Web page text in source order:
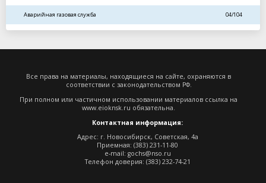
Аварийная газовая служба 04/104
Все права на материалы, находящиеся на сайте, охраняются в
соответствии с законодательством РФ.
При полном или частичном использовании материалов ссылка на
www.eioknsk.ru обязательна.
Контактная информация:
Адрес: г. Новосибирск, Советская, 4а
Приемная: (383) 231-11-80
e-mail: gochs@nso.ru
Телефон доверия: (383) 232-74-21